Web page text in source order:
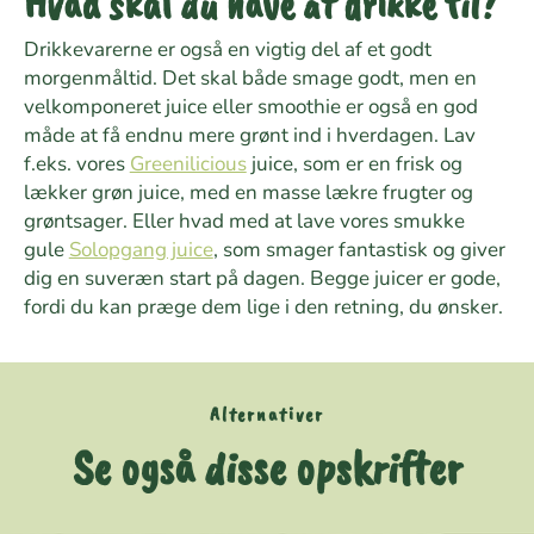
Drikkevarerne er også en vigtig del af et godt
morgenmåltid. Det skal både smage godt, men en
velkomponeret juice eller smoothie er også en god
måde at få endnu mere grønt ind i hverdagen. Lav
f.eks. vores Greeniliciousjuice, som er en frisk og
lækker grøn juice, med en masse lækre frugter og
grøntsager. Eller hvad med at lave vores smukke
gule Solopgang juice, som smager fantastisk og giver
dig en suveræn start på dagen. Begge juicer er gode,
fordi du kan præge dem lige i den retning, du ønsker.
Alternativer
Se også disse opskrifter